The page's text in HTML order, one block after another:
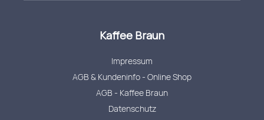
Kaffee Braun
Impressum
AGB & Kundeninfo - Online Shop
AGB - Kaffee Braun
Datenschutz